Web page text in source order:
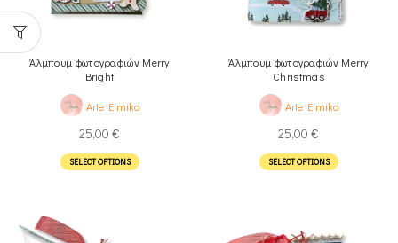
Άλμπουμ φωτογραφιών Merry
Bright
Arte Elmiko
25,00 €
SELECT OPTIONS
Άλμπουμ φωτογραφιών Merry
Christmas
Arte Elmiko
25,00 €
SELECT OPTIONS